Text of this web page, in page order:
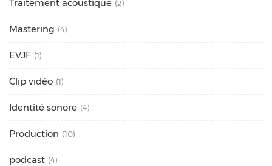
Traitement acoustique (2)
Mastering (4)
EVJF (1)
Clip vidéo (1)
Identité sonore (4)
Production (10)
podcast (4)